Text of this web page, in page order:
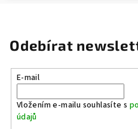
Odebírat
E-mail
Vložením e-mailu souhlasíte s
údajů